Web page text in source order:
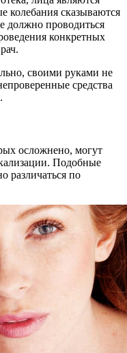
сказываются
должно проводиться
конкретных
своими руками не
средства
осложнено, могут
Подобные
различаться по